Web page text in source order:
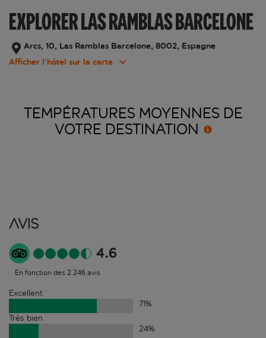
EXPLORER LAS RAMBLAS BARCELONE
Arcs, 10, Las Ramblas Barcelone, 8002, Espagne
Afficher l’hôtel sur la carte
TEMPÉRATURES MOYENNES DE
VOTRE DESTINATION
Avis
4.6
En fonction des 2 246 avis
Excellent
71%
Très bien
24%